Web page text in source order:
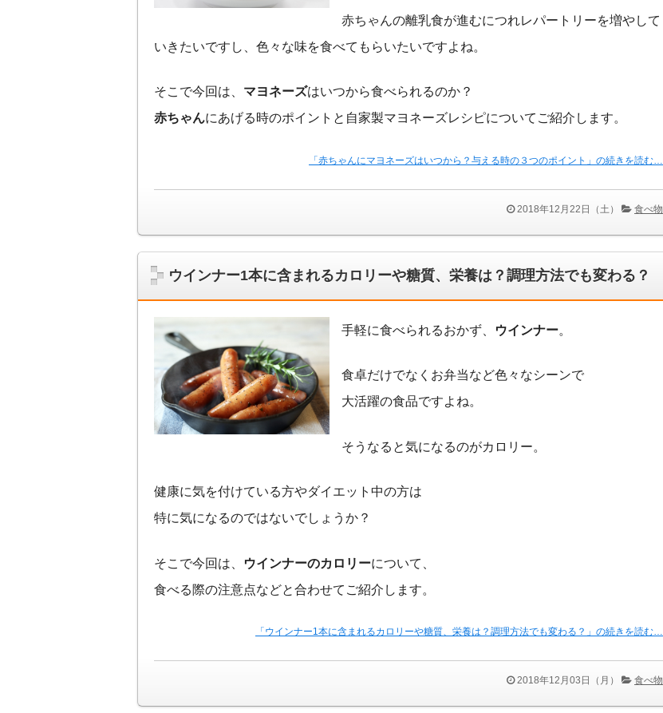
赤ちゃんの離乳食が進むにつれレパートリーを増やして
いきたいですし、色々な味を食べてもらいたいですよね。
そこで今回は、 マヨネーズはいつから食べられるのか？
赤ちゃんにあげる時のポイントと自家製マヨネーズレシピについてご紹介します。
「赤ちゃんにマヨネーズはいつから？与える時の３つのポイント」の続きを読む…
2018年12月22日（土） 食べ物
ウインナー1本に含まれるカロリーや糖質、栄養は？調理方法でも変わる？
手軽に食べられるおかず、 ウインナー。
食卓だけでなくお弁当など色々なシーンで
大活躍の食品ですよね。
そうなると気になるのがカロリー。
健康に気を付けている方やダイエット中の方は
特に気になるのではないでしょうか？
そこで今回は、 ウインナーのカロリーについて、
食べる際の注意点などと合わせてご紹介します。
「ウインナー1本に含まれるカロリーや糖質、栄養は？調理方法でも変わる？」の続きを読む…
2018年12月03日（月） 食べ物